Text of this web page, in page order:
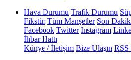
Hava Durumu Trafik Durumu
Fikstür Tüm Manşetler Son
Facebook Twitter Instagram
İhbar Hattı
Künye / İletişim Bize Ulaşın RSS